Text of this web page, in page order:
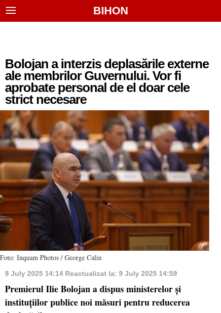
BIHON
Bolojan a interzis deplasările externe
ale membrilor Guvernului. Vor fi
aprobate personal de el doar cele
strict necesare
Foto: Inquam Photos / George Calin
9 July 2025 14:14 Reactualizat la: 9 July 2025 14:59
Premierul Ilie Bolojan a dispus ministerelor și
instituțiilor publice noi măsuri pentru reducerea